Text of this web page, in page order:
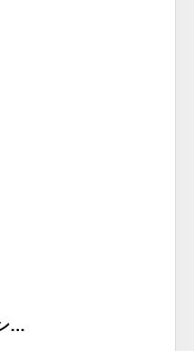
【Amazon限定ブランド】プリマソーレ(primasole) レギンス 立体裁断 S-M ヨガ スポーツ フィットネス レディース ヨガウェア ハイウエスト 防菌 防臭 杢グレー PSS02NH088